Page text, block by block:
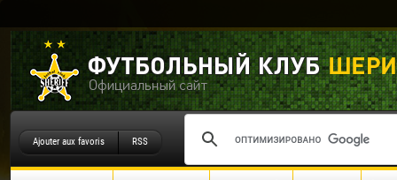
Ajouter aux favoris RSS